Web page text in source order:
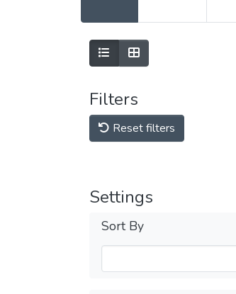
Filters
Reset filters
Settings
Sort By